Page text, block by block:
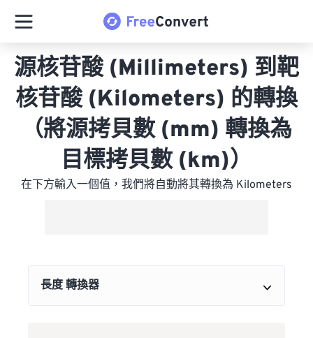
源核苷酸 (Millimeters) 到靶
核苷酸 (Kilometers) 的轉換
（將源拷貝數 (mm) 轉換為
目標拷貝數 (km)）
在下方輸入一個值，我們將自動將其轉換為 Kilometers